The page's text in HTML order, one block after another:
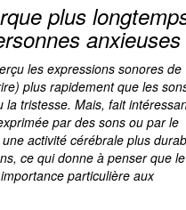
plus
anxieuses
les expressions sonores de
plus rapidement que les
la tristesse. Mais, fait
par des sons ou par le
activité cérébrale plus
ce qui donne à penser que le
particulière aux